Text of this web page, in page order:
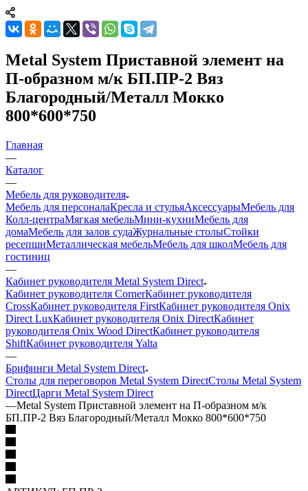
Metal System Приставной элемент на
П-образном м/к БП.ПР-2 Вяз
Благородный/Металл Мокко
800*600*750
Главная
—
Каталог
—
Мебель для руководителя
Мебель для персоналаКресла и стульяАксессуарыМебель для
Колл-центраМягкая мебельМини-кухниМебель для
домаМебель для залов судаЖурнальные столыСтойки
ресепшнМеталлическая мебельМебель для школМебель для
гостиниц
—
Кабинет руководителя Metal System Direct
Кабинет руководителя CornerКабинет руководителя
CrossКабинет руководителя FirstКабинет руководителя Onix
Direct LuxКабинет руководителя Onix DirectКабинет
руководителя Onix Wood DirectКабинет руководителя
ShiftКабинет руководителя Yalta
—
Брифинги Metal System Direct
Столы для переговоров Metal System DirectСтолы Metal System
DirectЦарги Metal System Direct
—Metal System Приставной элемент на П-образном м/к
БП.ПР-2 Вяз Благородный/Металл Мокко 800*600*750